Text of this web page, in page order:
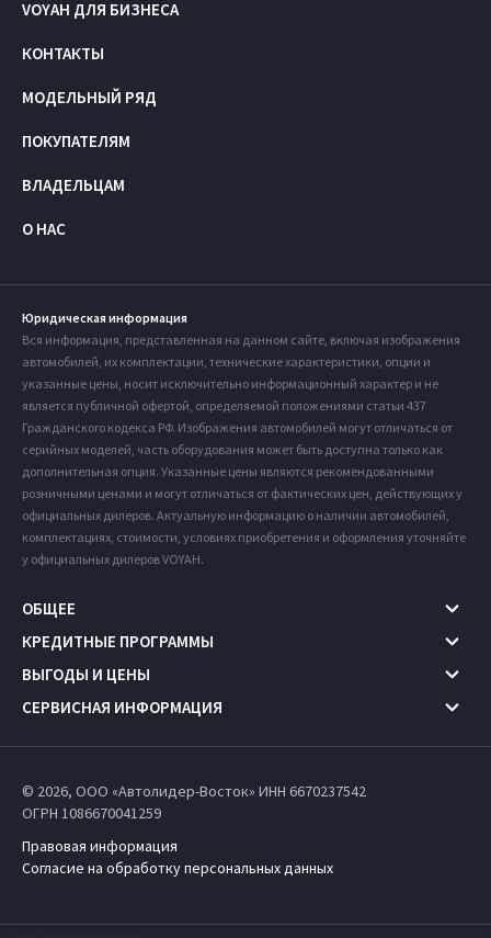
VOYAH ДЛЯ БИЗНЕСА
КОНТАКТЫ
МОДЕЛЬНЫЙ РЯД
ПОКУПАТЕЛЯМ
ВЛАДЕЛЬЦАМ
О НАС
Юридическая информация
Вся информация, представленная на данном сайте, включая изображения
автомобилей, их комплектации, технические характеристики, опции и
указанные цены, носит исключительно информационный характер и не
является публичной офертой, определяемой положениями статьи 437
Гражданского кодекса РФ. Изображения автомобилей могут отличаться от
серийных моделей, часть оборудования может быть доступна только как
дополнительная опция. Указанные цены являются рекомендованными
розничными ценами и могут отличаться от фактических цен, действующих у
официальных дилеров. Актуальную информацию о наличии автомобилей,
комплектациях, стоимости, условиях приобретения и оформления уточняйте
у официальных дилеров VOYAH.
ОБЩЕЕ
КРЕДИТНЫЕ ПРОГРАММЫ
ВЫГОДЫ И ЦЕНЫ
СЕРВИСНАЯ ИНФОРМАЦИЯ
© 2026, ООО «Автолидер-Восток» ИНН 6670237542
ОГРН 1086670041259
Правовая информация
Согласие на обработку персональных данных